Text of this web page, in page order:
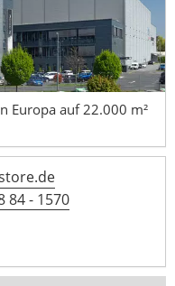
Europa auf 22.000 m²
84 - 1570